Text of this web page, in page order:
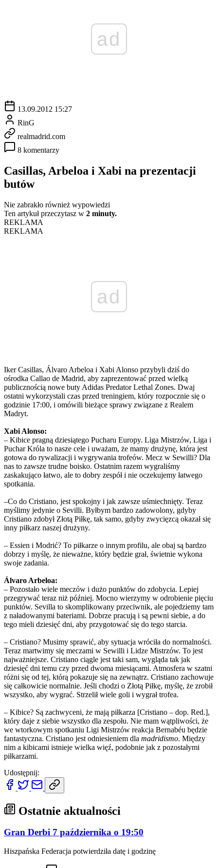
ad
13.09.2012 15:27
RinG
realmadrid.com
8 komentarzy
Casillas, Arbeloa i Xabi na prezentacji
butów
Nie zabrakło również wypowiedzi
Ten artykuł przeczytasz w 2 minuty.
REKLAMA
REKLAMA
ad
Iker Casillas, Álvaro Arbeloa i Xabi Alonso przybyli dziś do
ośrodka Callao de Madrid, aby zaprezentować przed wielką
publicznością nowe buty Adidas Predator Lethal Zones. Dwaj
ostatni wykorzystali czas przed treningiem, który rozpocznie się o
godzinie 17:00, i omówili bieżące sprawy związane z Realem
Madryt.
Xabi Alonso:
– Kibice pragną dziesiątego Pucharu Europy. Liga Mistrzów, Liga i
Puchar Króla to nasze cele i uważam, że mamy drużynę, która jest
gotowa do rywalizacji i wygrywania trofeów. Mecz w Sewilli? Dla
nas to zawsze trudne boisko. Ostatnim razem wygraliśmy
zaskakująco łatwo, ale to dobry zespół i nie oczekujemy łatwego
spotkania.
–Co do Cristiano, jest spokojny i jak zawsze uśmiechnięty. Teraz
myślimy jedynie o Sevilli. Byłbym bardzo zadowolony, gdyby
Cristiano zdobył Złotą Piłkę, tak samo, gdyby zwycięzcą okazał się
inny piłkarz naszej drużyny.
– Essien i Modrić? To piłkarze o innym profilu, ale obaj są bardzo
dobrzy i myślę, że nieważne, który będzie grał, świetnie wykona
swoje zadania.
Álvaro Arbeloa:
– Pozostało wiele meczów i dużo punktów do zdobycia. Lepiej
przegrywać teraz niż później. Mocno wierzymy w odrobienie pięciu
punktów. Sevilla to skomplikowany przeciwnik, ale pojedziemy tam
z naładowanymi bateriami. Dobrze pracują i są pewni siebie, a do
tego mieli dziesięć dni, aby przygotować się do tego starcia.
– Cristiano? Musimy sprawić, aby sytuacja wróciła do normalności.
Teraz martwimy się meczami w Sewilli i Lidze Mistrzów. To jest
najważniejsze. Cristiano ciągle jest taki sam, wygląda tak jak
dziesięć dni temu czy przed dwoma miesiącami. Atmosfera w szatni
różni się od tej, którą pokazuje się na zewnątrz. Cristiano zachowuje
się całkowicie normalnie. Jeśli chodzi o Złotą Piłkę, myślę, że zrobił
wszystko, aby wygrać. Strzelił wiele goli i wygrał trofea.
– Kibice? Są zachwyceni, że mają piłkarza [Cristiano – dop. Red.],
który daje z siebie wszystko dla zespołu. Nie mam wątpliwości, że
we wtorkowym spotkaniu Ligi Mistrzów reakcja Bernabéu będzie
fantastyczna. Cristiano jest odniesieniem dla madridismo. Między
nim a kibicami istnieje wielka więź, podobnie jak z pozostałymi
piłkarzami.
Udostępnij:
Ostatnie aktualności
Gran Derbi 7 października o 19:50
Hiszpańska Federacja potwierdziła datę i godzinę